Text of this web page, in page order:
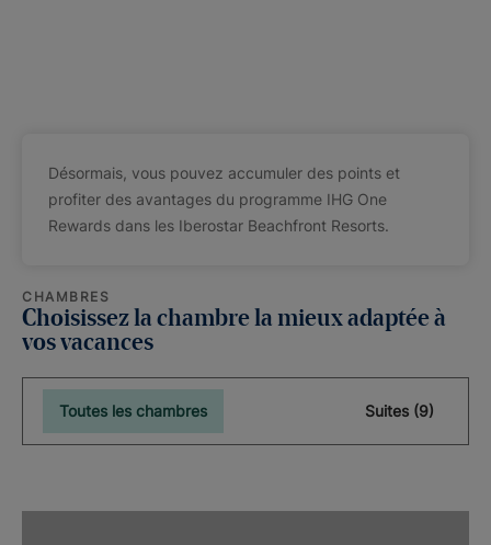
Désormais, vous pouvez accumuler des points et
profiter des avantages du programme IHG One
Rewards dans les Iberostar Beachfront Resorts.
CHAMBRES
Choisissez la chambre la mieux adaptée à
vos vacances
Toutes les chambres Suites (9)